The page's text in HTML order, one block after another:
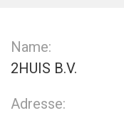
Name:
2HUIS B.V.
Adresse: